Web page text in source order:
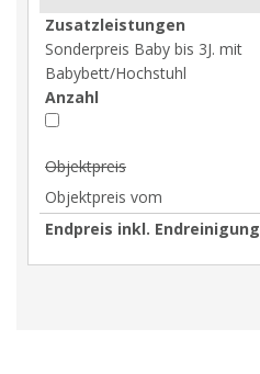
Zusatzleistungen
Sonderpreis Baby bis 3J. mit
Babybett/Hochstuhl
Anzahl
Objektpreis
Objektpreis vom
Endpreis inkl. Endreinigung